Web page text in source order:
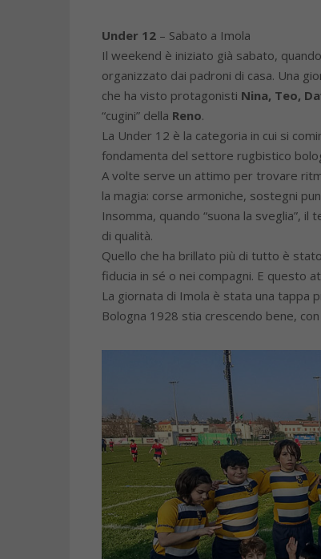
Under 12 – Sabato a Imola
Il weekend è iniziato già sabato,
organizzato dai padroni di casa. Una
che ha visto protagonisti Nina, Teo,
“cugini” della Reno.
La Under 12 è la categoria in cui si
fondamenta del settore rugbistico
A volte serve un attimo per trovare
la magia: corse armoniche, sostegni
Insomma, quando “suona la sveglia”,
di qualità.
Quello che ha brillato più di tutto è
fiducia in sé o nei compagni. E questo
La giornata di Imola è stata una tappa
Bologna 1928 stia crescendo bene,